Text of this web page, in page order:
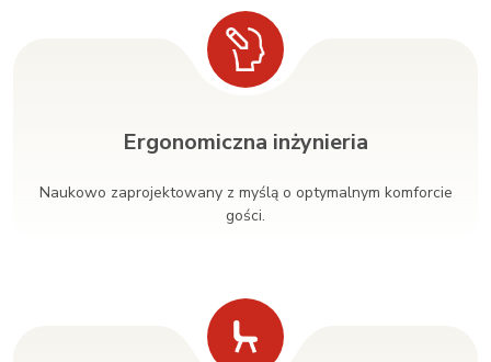
Ergonomiczna inżynieria
Naukowo zaprojektowany z myślą o optymalnym komforcie
gości.